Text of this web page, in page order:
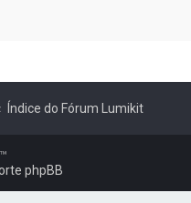
Índice do Fórum Lumikit
™
phpBB